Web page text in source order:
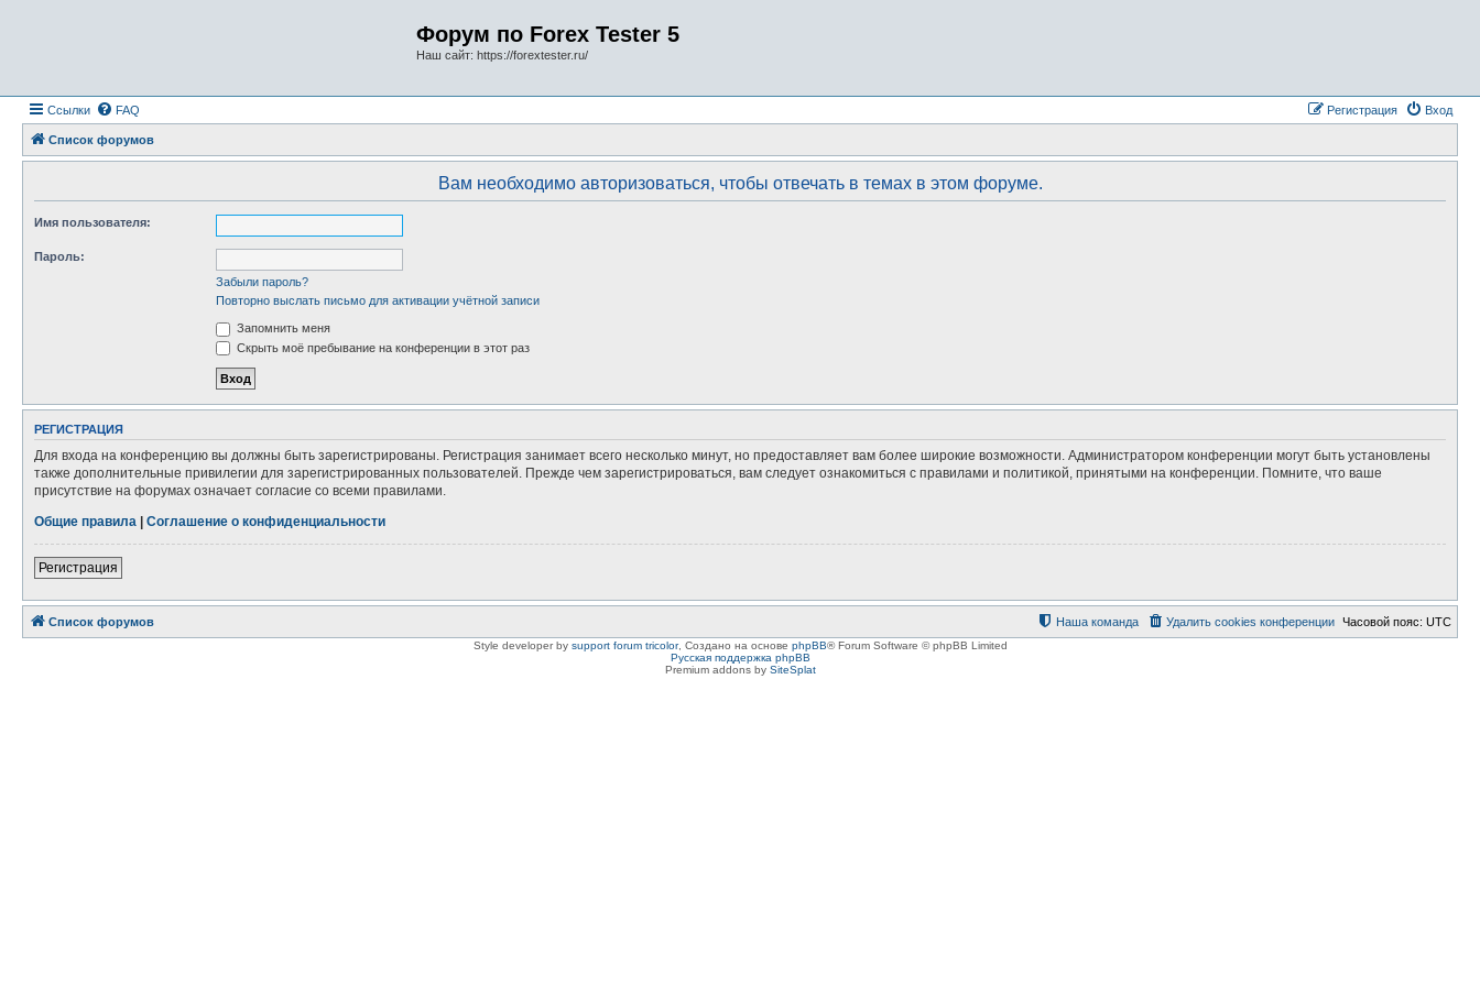
Форум по Forex Tester 5
Наш сайт: https://forextester.ru/
Ссылки FAQ Вход
Регистрация
Список форумов
Вам необходимо авторизоваться, чтобы отвечать в темах в этом форуме.
Имя пользователя:
Пароль:
Забыли пароль?
Повторно выслать письмо для активации учётной записи
Запомнить меня
Скрыть моё пребывание на конференции в этот раз
РЕГИСТРАЦИЯ
Для входа на конференцию вы должны быть зарегистрированы. Регистрация занимает всего несколько минут, но предоставляет вам более широкие возможности. Администратором конференции могут быть установлены
также дополнительные привилегии для зарегистрированных пользователей. Прежде чем зарегистрироваться, вам следует ознакомиться с правилами и политикой, принятыми на конференции. Помните, что ваше
присутствие на форумах означает согласие со всеми правилами.
Общие правила | Соглашение о конфиденциальности
Регистрация
Список форумов Часовой пояс: UTC
Удалить cookies конференции
Наша команда
Style developer by support forum tricolor, Создано на основе phpBB® Forum Software © phpBB Limited
Русская поддержка phpBB
Premium addons by SiteSplat